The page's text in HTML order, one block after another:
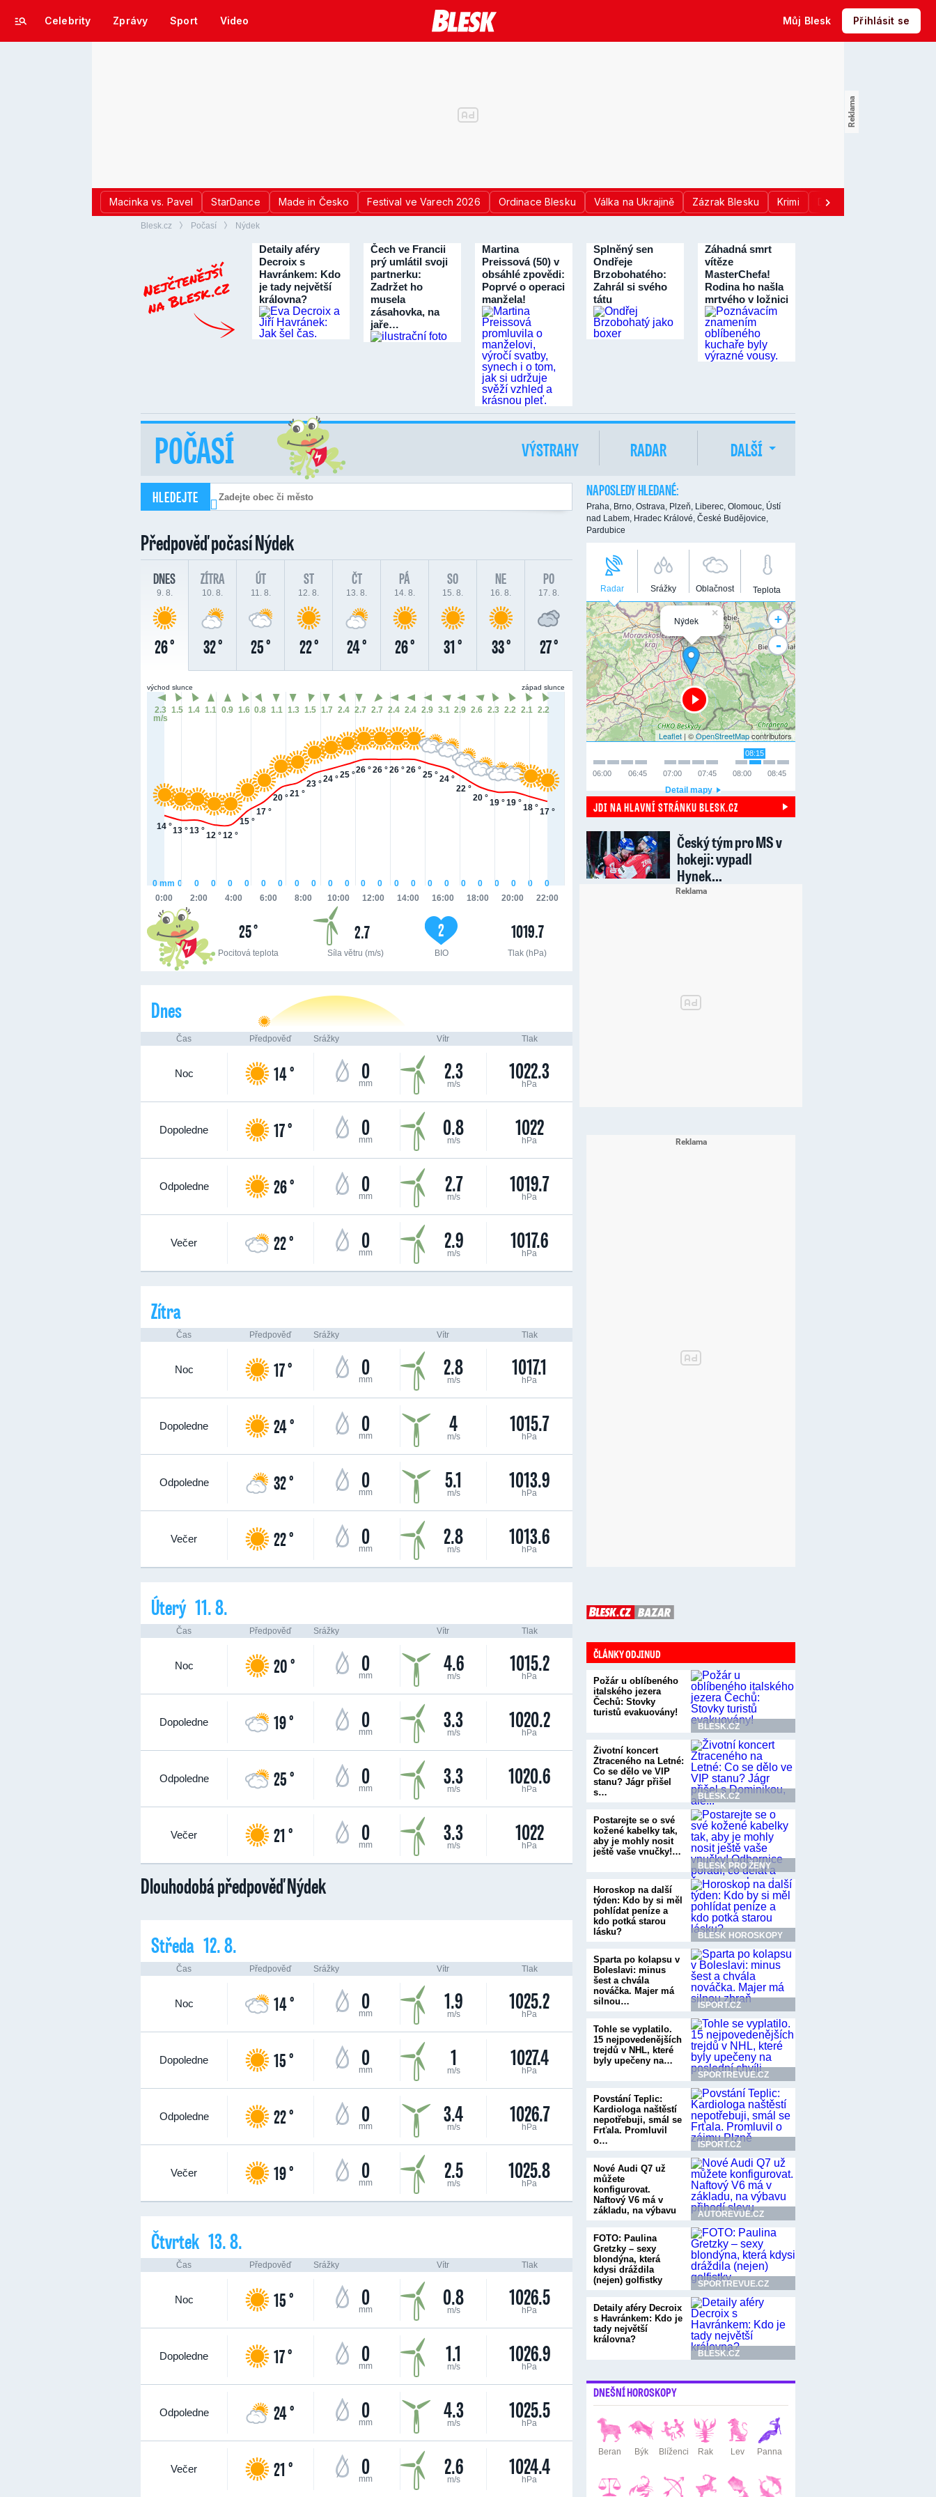
Celebrity Zprávy Sport Video Můj Blesk Přihlásit se
Macinka vs. Pavel StarDance Made in Česko Festival ve Varech 2026 Ordinace Blesku Válka na Ukrajině Zázrak Blesku Krimi Donald Trump
Blesk.cz Počasí Nýdek
Detaily aféry
Decroix s
Havránkem: Kdo
je tady největší
královna?
Čech ve Francii
prý umlátil svoji
partnerku:
Zadržet ho
musela
zásahovka, na
jaře…
Martina
Preissová (50) v
obsáhlé zpovědi:
Poprvé o operaci
manžela!
Splněný sen
Ondřeje
Brzobohatého:
Zahrál si svého
tátu
Záhadná smrt
vítěze
MasterChefa!
Rodina ho našla
mrtvého v ložnici
POČASÍ VÝSTRAHY RADAR DALŠÍ
HLEDEJTE
Předpověď počasíNýdek
DNES
9. 8.
26 °
ZÍTRA
10. 8.
32 °
ÚT
11. 8.
25 °
ST
12. 8.
22 °
ČT
13. 8.
24 °
PÁ
14. 8.
26 °
SO
15. 8.
31 °
NE
16. 8.
33 °
PO
17. 8.
27 °
14 °13 °13 °12 °12 °
15 °
17 °
20 °21 °
23 °24 °25 °26 °26 °26 °26 °25 °24 °
22 °
20 °19 °19 °18 °17 °
0:00 2:00 4:00 6:00 8:00 10:00 12:00 14:00 16:00 18:00 20:00 22:00
východ slunce západ slunce
0 mm 0 0 0 0 0 0 0 0 0 0 0 0 0 0 0 0 0 0 0 0 0 0 0
2.3
m/s
1.5 1.4 1.1 0.9 1.6 0.8 1.1 1.3 1.5 1.7 2.4 2.7 2.7 2.4 2.4 2.9 3.1 2.9 2.6 2.3 2.2 2.1 2.2
25 °
Pocitová teplota
2.7
Síla větru (m/s)
2
BIO
1019.7
Tlak (hPa)
Dnes
Čas Předpověď Srážky Vítr Tlak
Noc 14 ° 0
mm 2.3
m/s 1022.3
hPa
Dopoledne 17 ° 0
mm 0.8
m/s 1022
hPa
Odpoledne 26 ° 0
mm 2.7
m/s 1019.7
hPa
Večer 22 ° 0
mm 2.9
m/s 1017.6
hPa
Zítra
Čas Předpověď Srážky Vítr Tlak
Noc 17 ° 0
mm 2.8
m/s 1017.1
hPa
Dopoledne 24 ° 0
mm 4
m/s 1015.7
hPa
Odpoledne 32 ° 0
mm 5.1
m/s 1013.9
hPa
Večer 22 ° 0
mm 2.8
m/s 1013.6
hPa
Úterý 11. 8.
Čas Předpověď Srážky Vítr Tlak
Noc 20 ° 0
mm 4.6
m/s 1015.2
hPa
Dopoledne 19 ° 0
mm 3.3
m/s 1020.2
hPa
Odpoledne 25 ° 0
mm 3.3
m/s 1020.6
hPa
Večer 21 ° 0
mm 3.3
m/s 1022
hPa
Dlouhodobá předpověď Nýdek
Středa 12. 8.
Čas Předpověď Srážky Vítr Tlak
Noc 14 ° 0
mm 1.9
m/s 1025.2
hPa
Dopoledne 15 ° 0
mm 1
m/s 1027.4
hPa
Odpoledne 22 ° 0
mm 3.4
m/s 1026.7
hPa
Večer 19 ° 0
mm 2.5
m/s 1025.8
hPa
Čtvrtek 13. 8.
Čas Předpověď Srážky Vítr Tlak
Noc 15 ° 0
mm 0.8
m/s 1026.5
hPa
Dopoledne 17 ° 0
mm 1.1
m/s 1026.9
hPa
Odpoledne 24 ° 0
mm 4.3
m/s 1025.5
hPa
Večer 21 ° 0
mm 2.6
m/s 1024.4
hPa
NAPOSLEDY HLEDANÉ:
Praha, Brno, Ostrava, Plzeň, Liberec, Olomouc, Ústí
nad Labem, Hradec Králové, České Budějovice,
Pardubice
Radar Srážky Oblačnost Teplota
×
Nýdek +
-
Leaflet | ©OpenStreetMapcontributors
08:15
08:45
08:00
07:45
07:00
06:45
06:00
Detail mapy
JDI NA HLAVNÍ STRÁNKU BLESK.CZ
Český tým pro MS v
hokeji: vypadl
Hynek…
ČLÁNKY ODJINUD
Požár u oblíbeného
italského jezera
Čechů: Stovky
turistů evakuovány!
BLESK.CZ
Životní koncert
Ztraceného na Letné:
Co se dělo ve VIP
stanu? Jágr přišel
s…
BLESK.CZ
Postarejte se o své
kožené kabelky tak,
aby je mohly nosit
ještě vaše vnučky!…
BLESK PRO ŽENY
Horoskop na další
týden: Kdo by si měl
pohlídat peníze a
kdo potká starou
lásku?
BLESK HOROSKOPY
Sparta po kolapsu v
Boleslavi: minus
šest a chvála
nováčka. Majer má
silnou…
ISPORT.CZ
Tohle se vyplatilo.
15 nejpovedenějších
trejdů v NHL, které
byly upečeny na…
SPORTREVUE.CZ
Povstání Teplic:
Kardiologa naštěstí
nepotřebuji, smál se
Frťala. Promluvil
o…
ISPORT.CZ
Nové Audi Q7 už
můžete
konfigurovat.
Naftový V6 má v
základu, na výbavu
AUTOREVUE.CZ
FOTO: Paulina
Gretzky – sexy
blondýna, která
kdysi dráždila
(nejen) golfistky
SPORTREVUE.CZ
Detaily aféry Decroix
s Havránkem: Kdo je
tady největší
královna?
BLESK.CZ
DNEŠNÍ HOROSKOPY
Beran Býk Blíženci Rak Lev Panna